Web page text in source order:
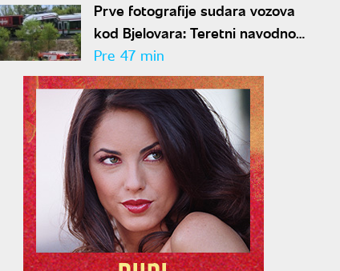
Prve fotografije sudara vozova
kod Bjelovara: Teretni navodno
prošao kroz crveno, više
povređenih
Pre 47 min